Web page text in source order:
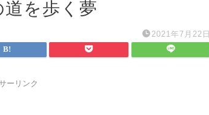
道を歩く夢
2021年7月22日
ーリンク